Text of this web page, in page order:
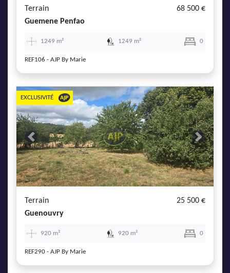
Terrain
68 500 €
Guemene Penfao
1249 m² 1249 m² 0
REF106 - AJP By Marie
Previous Next
EXCLUSIVITÉ
Terrain
25 500 €
Guenouvry
920 m² 920 m² 0
REF290 - AJP By Marie